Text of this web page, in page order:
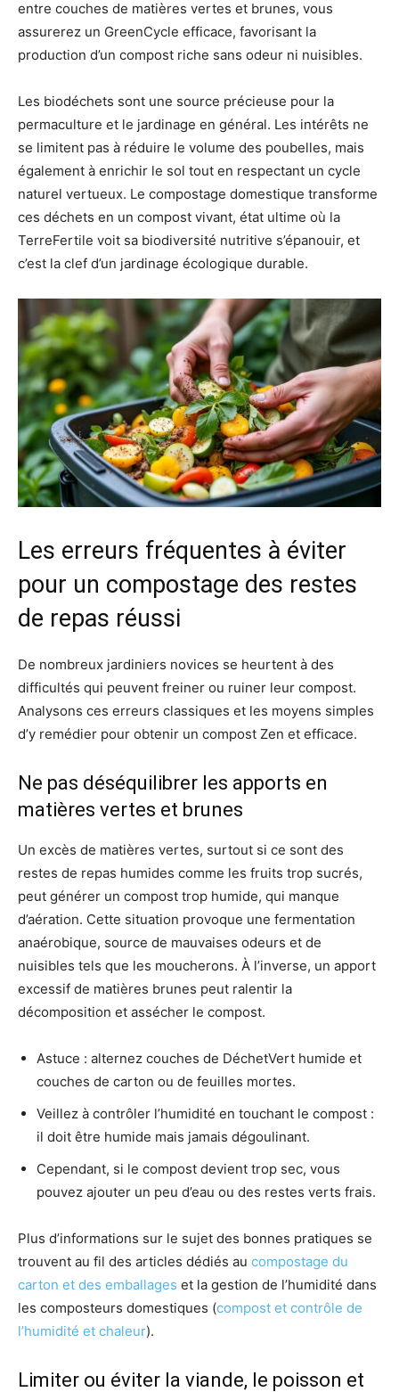
entre couches de matières vertes et brunes, vous
assurerez un GreenCycle efficace, favorisant la
production d’un compost riche sans odeur ni nuisibles.
Les biodéchets sont une source précieuse pour la
permaculture et le jardinage en général. Les intérêts ne
se limitent pas à réduire le volume des poubelles, mais
également à enrichir le sol tout en respectant un cycle
naturel vertueux. Le compostage domestique transforme
ces déchets en un compost vivant, état ultime où la
TerreFertile voit sa biodiversité nutritive s’épanouir, et
c’est la clef d’un jardinage écologique durable.
Les erreurs fréquentes à éviter
pour un compostage des restes
de repas réussi
De nombreux jardiniers novices se heurtent à des
difficultés qui peuvent freiner ou ruiner leur compost.
Analysons ces erreurs classiques et les moyens simples
d’y remédier pour obtenir un compost Zen et efficace.
Ne pas déséquilibrer les apports en
matières vertes et brunes
Un excès de matières vertes, surtout si ce sont des
restes de repas humides comme les fruits trop sucrés,
peut générer un compost trop humide, qui manque
d’aération. Cette situation provoque une fermentation
anaérobique, source de mauvaises odeurs et de
nuisibles tels que les moucherons. À l’inverse, un apport
excessif de matières brunes peut ralentir la
décomposition et assécher le compost.
Astuce : alternez couches de DéchetVert humide et
couches de carton ou de feuilles mortes.
Veillez à contrôler l’humidité en touchant le compost :
il doit être humide mais jamais dégoulinant.
Cependant, si le compost devient trop sec, vous
pouvez ajouter un peu d’eau ou des restes verts frais.
Plus d’informations sur le sujet des bonnes pratiques se
trouvent au fil des articles dédiés au compostage du
carton et des emballages et la gestion de l’humidité dans
les composteurs domestiques (compost et contrôle de
l’humidité et chaleur).
Limiter ou éviter la viande, le poisson et